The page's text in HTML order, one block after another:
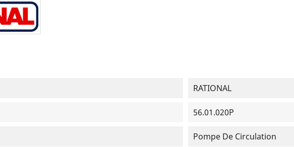
RATIONAL
56.01.020P
Pompe De Circulation